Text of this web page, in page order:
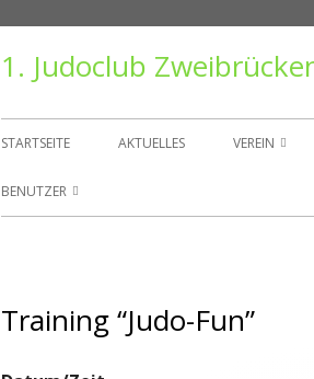
1. Judoclub
Primäres
Menü
STARTSEITE AKTUELLES VEREIN
BENUTZER
KONTO
ABMELDEN
Training “Judo-Fun”